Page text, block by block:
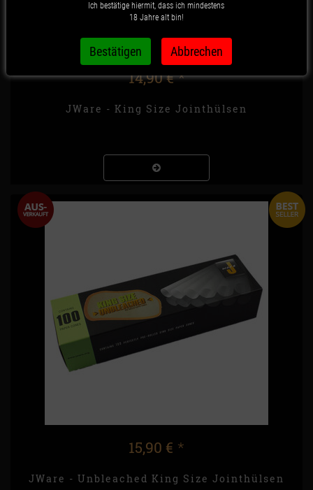
14,90 € *
JWare - King Size Jointhülsen
15,90 € *
JWare - Unbleached King Size Jointhülsen
Ich bestätige hiermit, dass ich mindestens
18 Jahre alt bin!